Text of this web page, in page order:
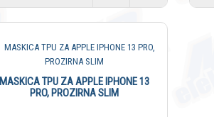
MASKICA TPU ZA APPLE IPHONE 13
PRO, PROZIRNA SLIM